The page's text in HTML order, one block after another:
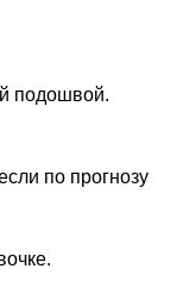
подошвой.
по прогнозу